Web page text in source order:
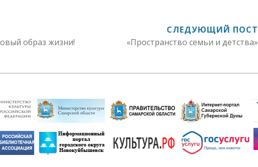
образ жизни!
СЛЕДУЮЩИЙ ПОСТ
«Пространство семьи и детства»